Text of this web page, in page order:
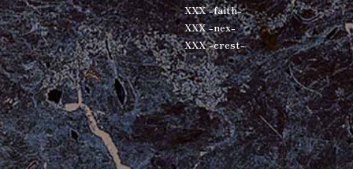
XXX -faith-
XXX -nex-
XXX -crest-